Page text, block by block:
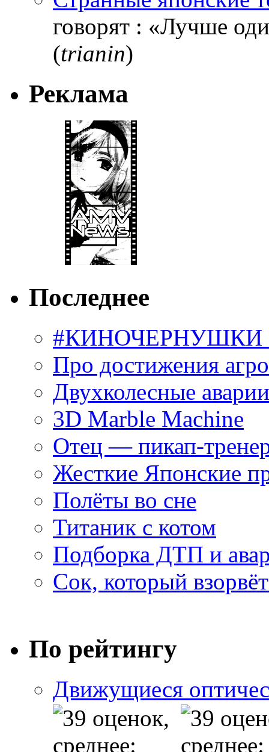
говорят : «Лучше
(trianin)
Реклама
Последнее
#КИНОЧЕРНУШКИ
Про достижения
Двухколесные
3D Marble Machine
Отец — пикап-
Жесткие Японские
Полёты во сне
Титаник с котом
Подборка ДТП и
Сок, который
По рейтингу
Движущиеся